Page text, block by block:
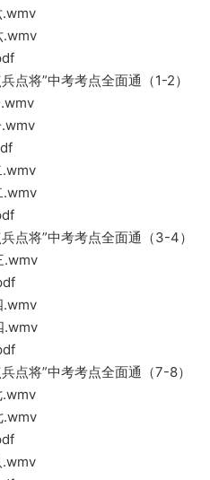
.wmv
点将”中考考点全面通（1-2）
.wmv
点将”中考考点全面通（3-4）
.wmv
.wmv
.wmv
点将”中考考点全面通（7-8）
.wmv